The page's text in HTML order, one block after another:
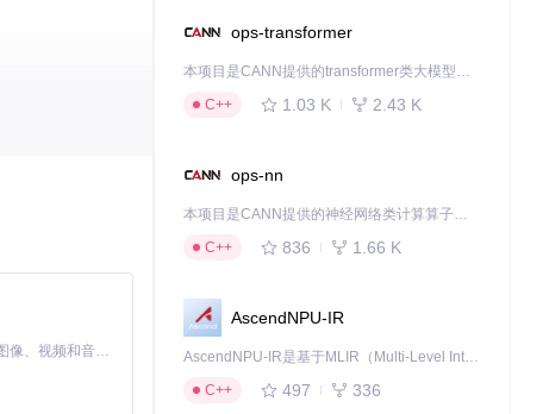
MiniMax H3 是一个通用的全模态生成系统。它支持对由文本、图像、视频和音频组成的多模态上下文进行统一理解，并能生成分辨率高达 2K、时长可达 15 秒的带原生立体声音频的视频。得益于面向任务泛化的系统设计，H3 在预训练阶段就已具备广泛的多模态上下文理解与生成能力，能够出色地执行复杂的多模态指令。
ops-transformer
本项目是CANN提供的transformer类大模型算子库，实现网络在NPU上加速计算。
C++
1.03 K 2.43 K
ops-nn
本项目是CANN提供的神经网络类计算算子库，实现网络在NPU上加速计算。
C++
836 1.66 K
AscendNPU-IR
AscendNPU-IR是基于MLIR（Multi-Level Intermediate Representation）构建的，面向昇腾亲和算子编译时使用的中间表示，提供昇腾完备表达能力，通过编译优化提升昇腾AI处理器计算效率，支持通过生态框架使能昇腾AI处理器与深度调优
C++
497 336